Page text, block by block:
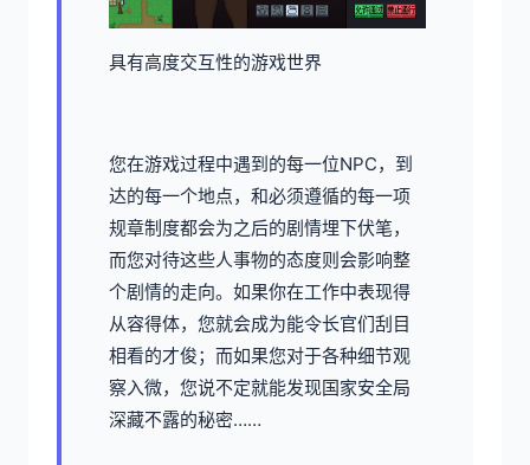
具有高度交互性的游戏世界
您在游戏过程中遇到的每一位NPC，到
达的每一个地点，和必须遵循的每一项
规章制度都会为之后的剧情埋下伏笔，
而您对待这些人事物的态度则会影响整
个剧情的走向。如果你在工作中表现得
从容得体，您就会成为能令长官们刮目
相看的才俊；而如果您对于各种细节观
察入微，您说不定就能发现国家安全局
深藏不露的秘密……